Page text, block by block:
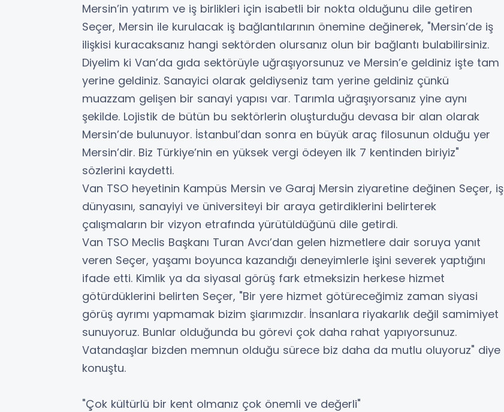
Mersin’in yatırım ve iş birlikleri için isabetli bir nokta olduğunu dile getiren
Seçer, Mersin ile kurulacak iş bağlantılarının önemine değinerek, "Mersin’de iş
ilişkisi kuracaksanız hangi sektörden olursanız olun bir bağlantı bulabilirsiniz.
Diyelim ki Van’da gıda sektörüyle uğraşıyorsunuz ve Mersin’e geldiniz işte tam
yerine geldiniz. Sanayici olarak geldiyseniz tam yerine geldiniz çünkü
muazzam gelişen bir sanayi yapısı var. Tarımla uğraşıyorsanız yine aynı
şekilde. Lojistik de bütün bu sektörlerin oluşturduğu devasa bir alan olarak
Mersin’de bulunuyor. İstanbul’dan sonra en büyük araç filosunun olduğu yer
Mersin’dir. Biz Türkiye’nin en yüksek vergi ödeyen ilk 7 kentinden biriyiz"
sözlerini kaydetti.
Van TSO heyetinin Kampüs Mersin ve Garaj Mersin ziyaretine değinen Seçer, iş
dünyasını, sanayiyi ve üniversiteyi bir araya getirdiklerini belirterek
çalışmaların bir vizyon etrafında yürütüldüğünü dile getirdi.
Van TSO Meclis Başkanı Turan Avcı’dan gelen hizmetlere dair soruya yanıt
veren Seçer, yaşamı boyunca kazandığı deneyimlerle işini severek yaptığını
ifade etti. Kimlik ya da siyasal görüş fark etmeksizin herkese hizmet
götürdüklerini belirten Seçer, "Bir yere hizmet götüreceğimiz zaman siyasi
görüş ayrımı yapmamak bizim şiarımızdır. İnsanlara riyakarlık değil samimiyet
sunuyoruz. Bunlar olduğunda bu görevi çok daha rahat yapıyorsunuz.
Vatandaşlar bizden memnun olduğu sürece biz daha da mutlu oluyoruz" diye
konuştu.
"Çok kültürlü bir kent olmanız çok önemli ve değerli"